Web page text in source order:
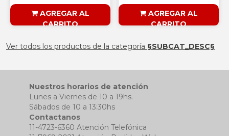
AGREGAR AL
CARRITO
AGREGAR AL
CARRITO
Ver todos los productos de la categoría §SUBCAT_DESC§
Nuestros horarios de atención
Lunes a Viernes de 10 a 19hs.
Sábados de 10 a 13:30hs
Contactanos
11-4723-6360 Atención Telefónica